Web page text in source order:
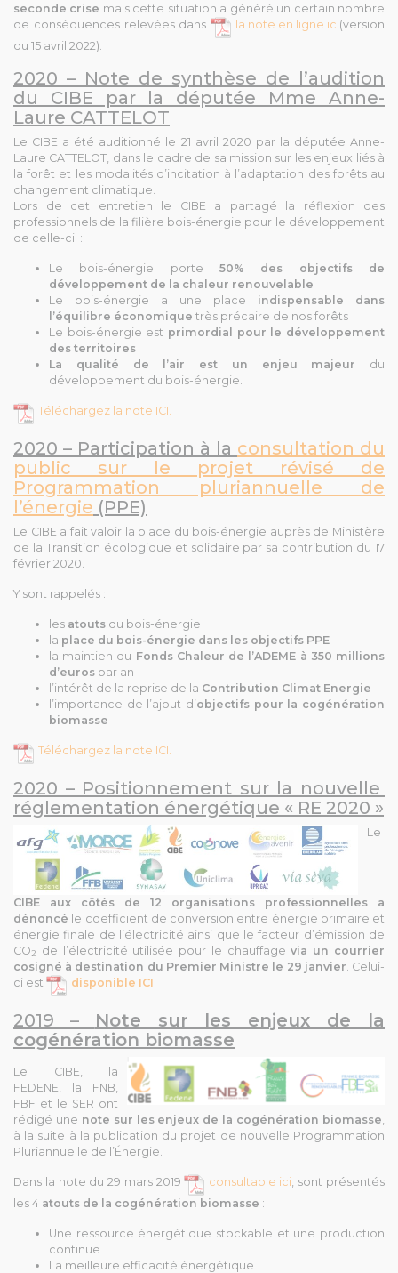
seconde crise mais cette situation a généré un certain nombre
de conséquences relevées dans
la note en ligne ici(version
du 15 avril 2022).
2020 – Note de synthèse de l’audition
du CIBE par la députée Mme Anne-
Laure CATTELOT
Le CIBE a été auditionné le 21 avril 2020 par la députée Anne-
Laure CATTELOT, dans le cadre de sa mission sur les enjeux liés à
la forêt et les modalités d’incitation à l’adaptation des forêts au
changement climatique.
Lors de cet entretien le CIBE a partagé la réflexion des
professionnels de la filière bois-énergie pour le développement
de celle-ci :
Le bois-énergie porte 50% des objectifs de
développement de la chaleur renouvelable
Le bois-énergie a une place indispensable dans
l’équilibre économique très précaire de nos forêts
Le bois-énergie est primordial pour le développement
des territoires
La qualité de l’air est un enjeu majeur du
développement du bois-énergie.
Téléchargez la note ICI.
2020 – Participation à la consultation du
public sur le projet révisé de
Programmation pluriannuelle de
l’énergie (PPE)
Le CIBE a fait valoir la place du bois-énergie auprès de Ministère
de la Transition écologique et solidaire par sa contribution du 17
février 2020.
Y sont rappelés :
les atouts du bois-énergie
la place du bois-énergie dans les objectifs PPE
la maintien du Fonds Chaleur de l’ADEME à 350 millions
d’euros par an
l’intérêt de la reprise de la Contribution Climat Energie
l’importance de l’ajout d’objectifs pour la cogénération
biomasse
Téléchargez la note ICI.
2020 – Positionnement sur la nouvelle
réglementation énergétique « RE 2020 »
Le
CIBE aux côtés de 12 organisations professionnelles
a
dénoncé le coefficient de conversion entre énergie primaire et
énergie finale de l’électricité ainsi que le facteur d’émission de
CO2 de l’électricité utilisée pour le chauffagevia un courrier
cosigné à destination du Premier Ministre le 29 janvier . Celui-
ci est
disponible ICI
2019 – Note sur les enjeux de la
cogénération biomasse
Le CIBE, la
FEDENE, la FNB,
FBF et le SER ont
rédigé une note sur les enjeux de la cogénération biomasse
à la suite à la publication du projet de nouvelle Programmation
Pluriannuelle de l’Énergie.
Dans la note du 29 mars 2019 consultable ici , sont présentés
les 4 atouts de la cogénération biomasse :
Une ressource énergétique stockable et une production
continue
La meilleure efficacité énergétique